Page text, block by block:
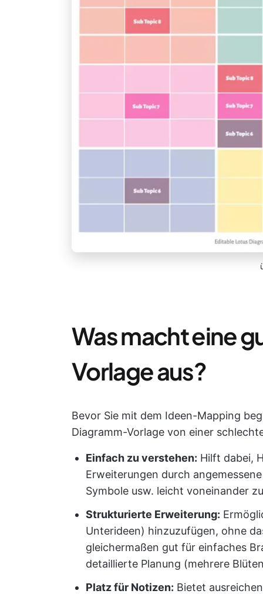
Was macht eine
Vorlage aus?
Bevor Sie mit dem Ideen-Mapping
Diagramm-Vorlage von einer
Einfach zu verstehen: Hilft dabei,
Erweiterungen durch
Symbole usw. leicht voneinander
Strukturierte Erweiterung:
Unterideen) hinzuzufügen, ohne
gleichermaßen gut für einfaches
detaillierte Planung (mehrere
Platz für Notizen: Bietet